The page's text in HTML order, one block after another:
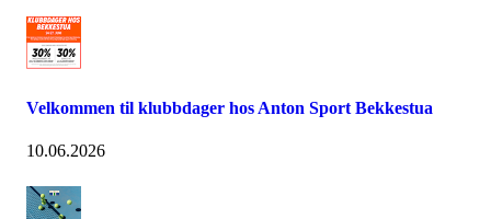
Velkommen til klubbdager hos Anton Sport Bekkestua
10.06.2026